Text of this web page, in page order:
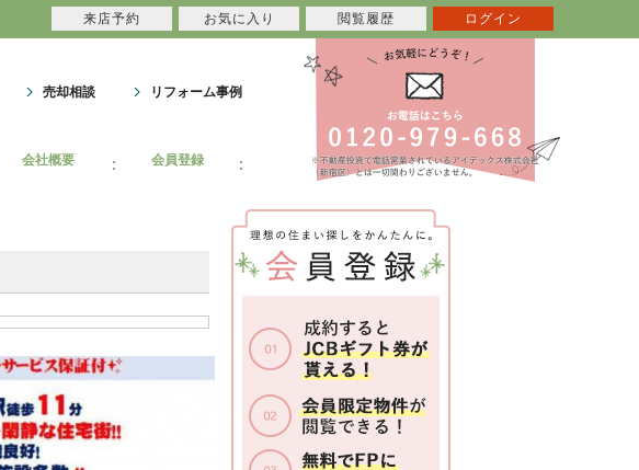
売却相談 リフォーム事例
会社概要 会員登録
来店予約 お気に入り 閲覧履歴 ログイン